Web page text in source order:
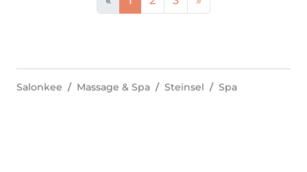
Salonkee Massage & Spa Steinsel Spa